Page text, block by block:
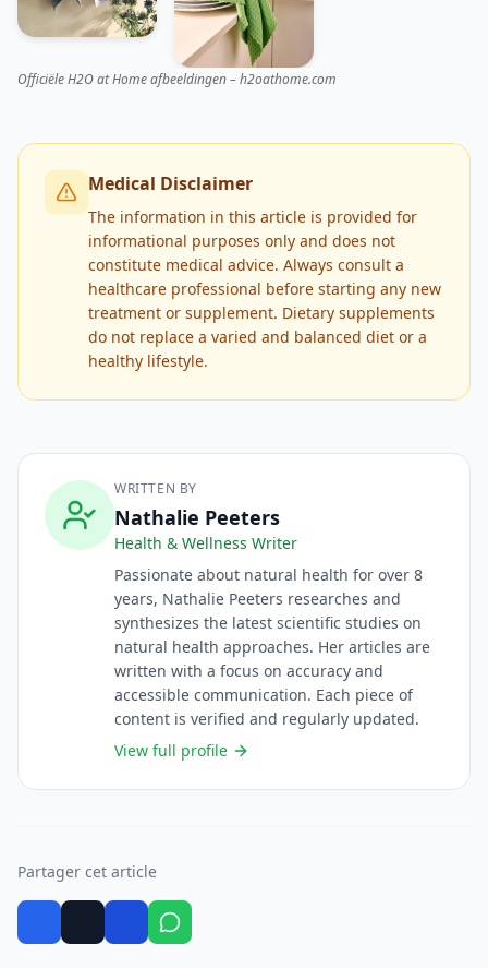
Officiële H2O at Home afbeeldingen – h2oathome.com
Medical Disclaimer
The information in this article is provided for
informational purposes only and does not
constitute medical advice. Always consult a
healthcare professional before starting any new
treatment or supplement. Dietary supplements
do not replace a varied and balanced diet or a
healthy lifestyle.
WRITTEN BY
Nathalie Peeters
Health & Wellness Writer
Passionate about natural health for over 8
years, Nathalie Peeters researches and
synthesizes the latest scientific studies on
natural health approaches. Her articles are
written with a focus on accuracy and
accessible communication. Each piece of
content is verified and regularly updated.
View full profile
Partager cet article